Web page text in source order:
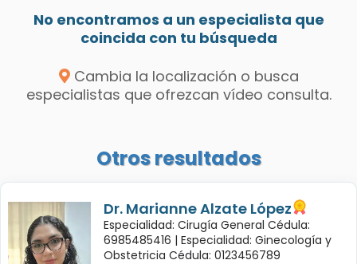
No encontramos a un especialista que
coincida con tu búsqueda
Cambia la localización o busca
especialistas que ofrezcan vídeo consulta.
Otros resultados
Dr. Marianne Alzate López
Especialidad: Cirugía General Cédula:
6985485416 | Especialidad: Ginecología y
Obstetricia Cédula: 0123456789